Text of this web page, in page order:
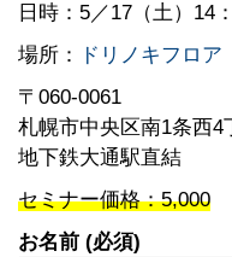
日時：5／17 （土）14
場所：
ドリノキフロア
〒060-0061
札幌市中央区南1条西
地下鉄大通駅直結
セミナー価格：5,000
お名前 (必須)